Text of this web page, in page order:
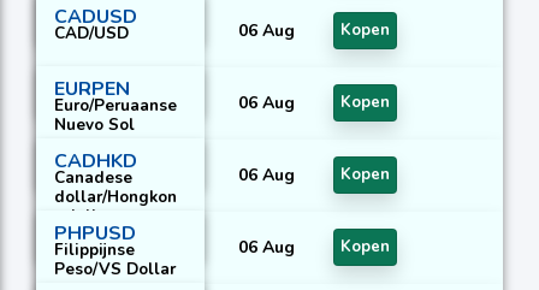
CADUSD
CAD/USD 06 Aug Kopen
EURPEN
Euro/Peruaanse
Nuevo Sol
06 Aug Kopen
CADHKD
Canadese
dollar/Hongkon
gdollar
06 Aug Kopen
PHPUSD
Filippijnse
Peso/VS Dollar
06 Aug Kopen